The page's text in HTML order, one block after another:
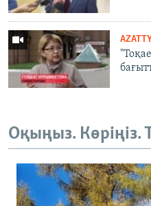
Оқыңыз. Көріңіз.